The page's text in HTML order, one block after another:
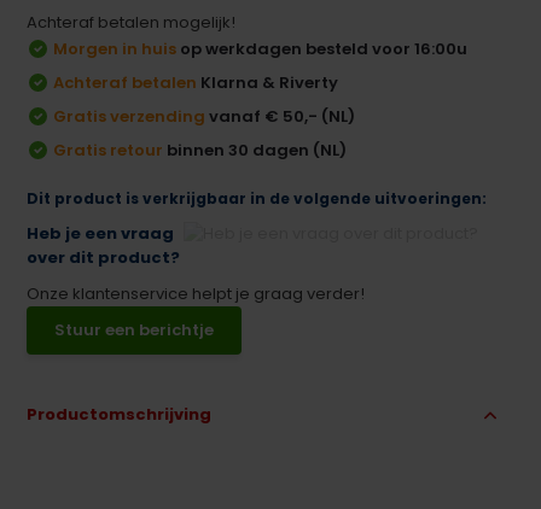
Achteraf betalen mogelijk!
Morgen in huis op werkdagen besteld voor 16:00u
Achteraf betalen Klarna & Riverty
Gratis verzending vanaf € 50,- (NL)
Gratis retour binnen 30 dagen (NL)
Dit product is verkrijgbaar in de volgende uitvoeringen:
Heb je een vraag
over dit product?
Onze klantenservice helpt je graag verder!
Stuur een berichtje
Productomschrijving